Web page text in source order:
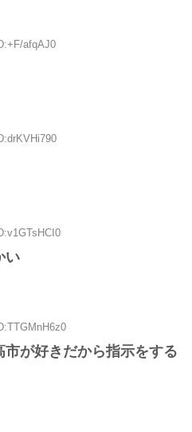
afqAJ0
い
が好きだから指示をする